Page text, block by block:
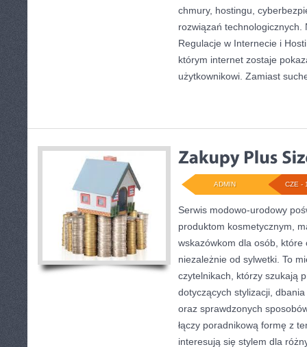
chmury, hostingu,
rozwiązań technologicznych.
Regulacje w Internecie i
którym internet zostaje
użytkownikowi. Zamiast
CZE -
ADMIN
Serwis modowo-urodowy
produktom kosmetycznym,
wskazówkom dla osób, które
niezależnie od sylwetki. To
czytelnikach, którzy szukają
dotyczących stylizacji,
oraz sprawdzonych
łączy poradnikową formę z
interesują się stylem dla